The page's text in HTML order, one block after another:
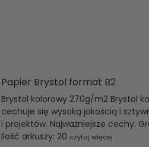
Papier Brystol format B2
Brystol kolorowy 270g/m2 Brystol
cechuje się wysoką jakością i
i projektów. Najważniejsze cechy:
Ilość arkuszy: 20 czytaj więcej